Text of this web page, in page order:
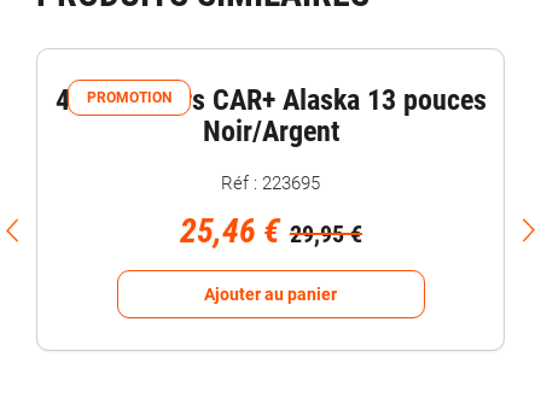
PROMOTION
4 enjoliveurs CAR+ Alaska 13 pouces
Noir/Argent
Réf : 223695
25,46 € 29,95 €
Ajouter au panier